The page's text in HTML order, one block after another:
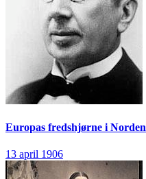
Europas fredshjørne i Norden
13 april 1906